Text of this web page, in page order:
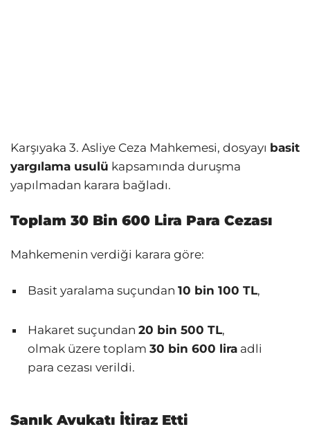
Karşıyaka 3. Asliye Ceza Mahkemesi, dosyayı basit
yargılama usulü kapsamında duruşma
yapılmadan karara bağladı.
Toplam 30 Bin 600 Lira Para Cezası
Mahkemenin verdiği karara göre:
Basit yaralama suçundan 10 bin 100 TL,
Hakaret suçundan 20 bin 500 TL,
olmak üzere toplam 30 bin 600 lira adli
para cezası verildi.
Sanık Avukatı İtiraz Etti